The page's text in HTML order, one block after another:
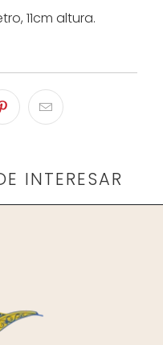
11cm altura.
INTERESAR